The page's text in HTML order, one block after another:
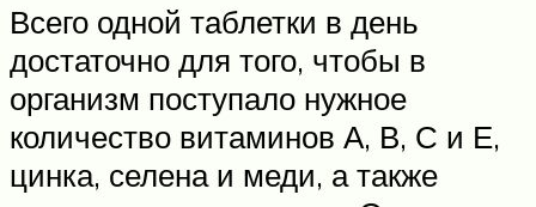
Всего одной таблетки в день
достаточно для того, чтобы в
организм поступало нужное
количество витаминов А, В, С и Е,
цинка, селена и меди, а также